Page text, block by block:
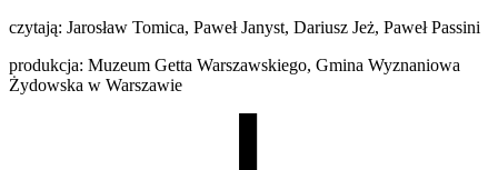
czytają: Jarosław Tomica, Paweł Janyst, Dariusz Jeż, Paweł Passini
produkcja: Muzeum Getta Warszawskiego, Gmina Wyznaniowa
Żydowska w Warszawie